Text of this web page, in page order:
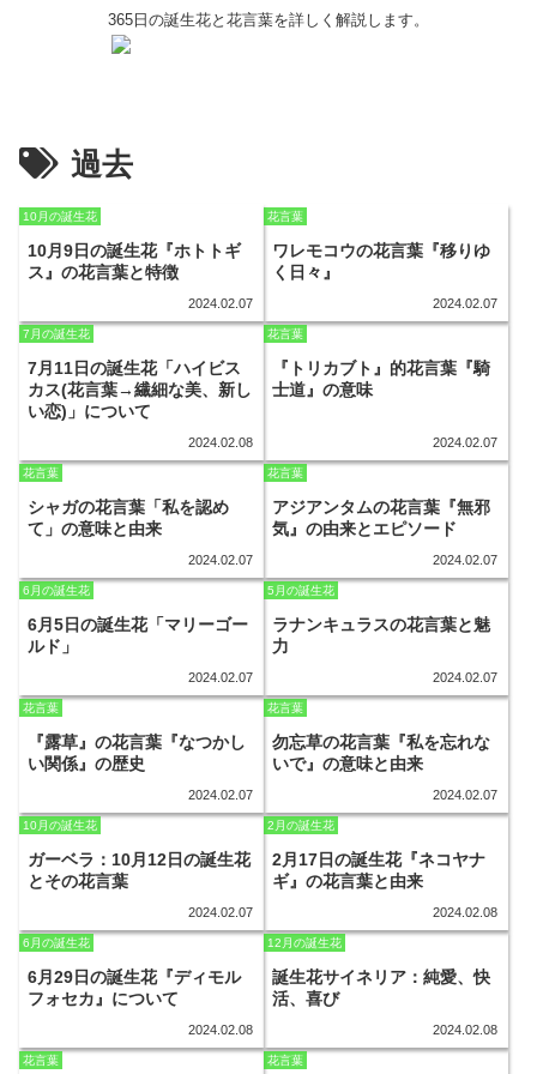
365日の誕生花と花言葉を詳しく解説します。
過去
10月の誕生花
10月9日の誕生花『ホトトギ
ス』の花言葉と特徴
2024.02.07
花言葉
ワレモコウの花言葉『移りゆ
く日々』
2024.02.07
7月の誕生花
7月11日の誕生花「ハイビス
カス(花言葉→繊細な美、新し
い恋)」について
2024.02.08
花言葉
『トリカブト』的花言葉『騎
士道』の意味
2024.02.07
花言葉
シャガの花言葉「私を認め
て」の意味と由来
2024.02.07
花言葉
アジアンタムの花言葉『無邪
気』の由来とエピソード
2024.02.07
6月の誕生花
6月5日の誕生花「マリーゴー
ルド」
2024.02.07
5月の誕生花
ラナンキュラスの花言葉と魅
力
2024.02.07
花言葉
『露草』の花言葉『なつかし
い関係』の歴史
2024.02.07
花言葉
勿忘草の花言葉『私を忘れな
いで』の意味と由来
2024.02.07
10月の誕生花
ガーベラ：10月12日の誕生花
とその花言葉
2024.02.07
2月の誕生花
2月17日の誕生花『ネコヤナ
ギ』の花言葉と由来
2024.02.08
6月の誕生花
6月29日の誕生花『ディモル
フォセカ』について
2024.02.08
12月の誕生花
誕生花サイネリア：純愛、快
活、喜び
2024.02.08
花言葉 花言葉